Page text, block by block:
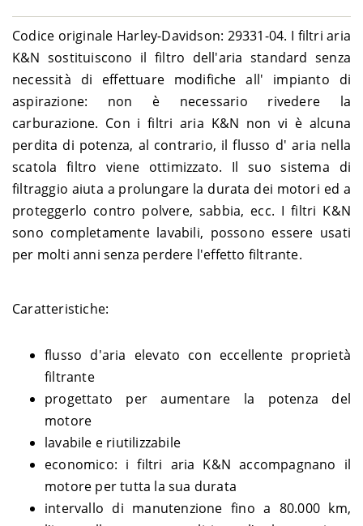
Davidson
SPORTSTER XL 883 - CAM
Harley-
Davidson
SPORTSTER XL 883 - CN2
2007-
2009
Harley-
Davidson
SPORTSTER XL 883 Custom - CJM
2005-
2006
Harley-
Davidson
SPORTSTER XL 883 Custom - CP2
2007-
2010
Harley-
Davidson
XL 883 Iron - LE2
2009-
2013
Harley-
Davidson
SPORTSTER XL 883 Low - CMM
2005-
Harley-
Davidson
SPORTSTER XL 883 Low - CR2
2007-
2010
Harley-
SPORTSTER XL 883 Roadster - CS2
Davidson
Codice originale Harley-Davidson: 29331-04. I filtri aria
K&N sostituiscono il filtro dell'aria standard senza
necessità di effettuare modifiche all' impianto di
aspirazione: non è necessario rivedere la
carburazione. Con i filtri aria K&N non vi è alcuna
perdita di potenza, al contrario, il flusso d' aria nella
scatola filtro viene ottimizzato. Il suo sistema di
filtraggio aiuta a prolungare la durata dei motori ed a
proteggerlo contro polvere, sabbia, ecc. I filtri K&N
sono completamente lavabili, possono essere usati
per molti anni senza perdere l'effetto filtrante.
Caratteristiche:
flusso d'aria elevato con eccellente proprietà
filtrante
progettato per aumentare la potenza del
motore
lavabile e riutilizzabile
economico: i filtri aria K&N accompagnano il
motore per tutta la sua durata
intervallo di manutenzione fino a 80.000 km,